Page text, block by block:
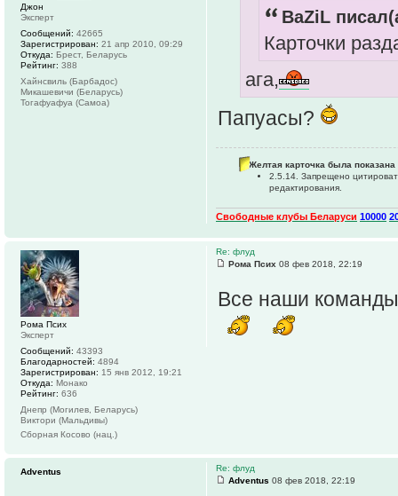
BaZiL
Карточки
ага,
Папуасы?
Желтая карточка была показана
2.5.14. Запрещено
редактирования.
Свободные клубы Беларуси 10000
Джон
Эксперт
Сообщений: 42665
Зарегистрирован: 21 апр 2010, 09:29
Откуда: Брест, Беларусь
Рейтинг: 388
Хайнсвиль (Барбадос)
Микашевичи (Беларусь)
Тогафуафуа (Самоа)
Re: флуд
Рома Псих 08 фев 2018, 22:19
Все наши
Рома Псих
Эксперт
Сообщений: 43393
Благодарностей: 4894
Зарегистрирован: 15 янв 2012, 19:21
Откуда: Монако
Рейтинг: 636
Днепр (Могилев, Беларусь)
Виктори (Мальдивы)
Сборная Косово (нац.)
Re: флуд
Adventus 08 фев 2018, 22:19
Adventus